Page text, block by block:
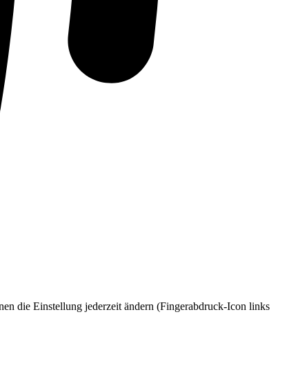
die Einstellung jederzeit ändern (Fingerabdruck-Icon links